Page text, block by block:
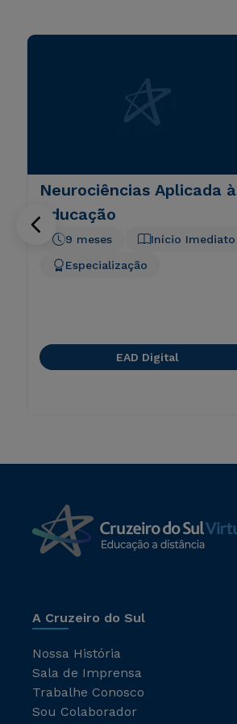
Neurociências Aplicada à
Educação
Início Imediato
9 meses
Especialização
EAD Digital
A Cruzeiro do Sul
Nossa História
Sala de Imprensa
Trabalhe Conosco
Sou Colaborador